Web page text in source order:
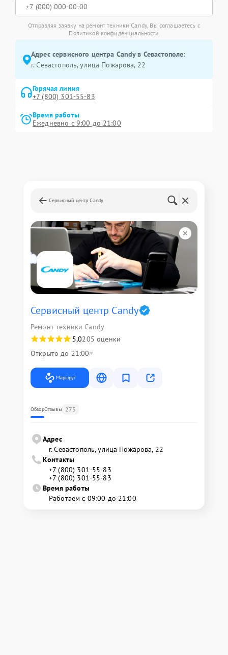
Отправляя заявку на ремонт техники Candy, Вы соглашаетесь с
Политикой конфиденциальности
Адрес сервисного центра Candy в Севастополе:
г. Севастополь, улица Пожарова, 22
Горячая линия
+7 (800) 301-55-83
Время работы
Ежедневно с 9:00 до 21:00
Сервисный центр Candy
Сервисный центр Candy
Ремонт техники Candy
5,0205 оценки
Открыто до 21:00
Маршрут
ОбзорОтзывы 275
Адрес
г. Севастополь, улица Пожарова, 22
Контакты
+7 (800) 301-55-83
+7 (800) 301-55-83
Время работы
Работаем с 09:00 до 21:00